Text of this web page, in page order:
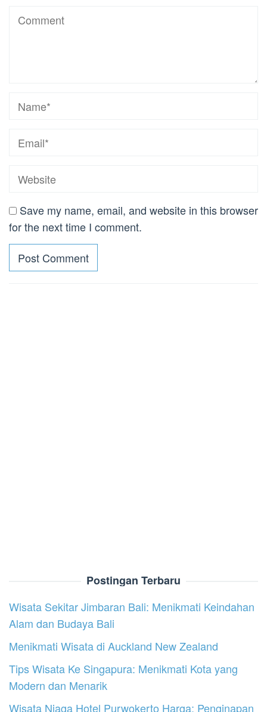
Save my name, email, and website in this browser
for the next time I comment.
Postingan Terbaru
Wisata Sekitar Jimbaran Bali: Menikmati Keindahan
Alam dan Budaya Bali
Menikmati Wisata di Auckland New Zealand
Tips Wisata Ke Singapura: Menikmati Kota yang
Modern dan Menarik
Wisata Niaga Hotel Purwokerto Harga: Penginapan